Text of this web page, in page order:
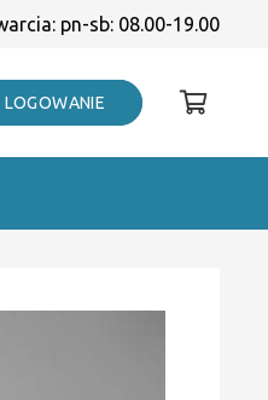
pn-sb: 08.00-19.00
LOGOWANIE